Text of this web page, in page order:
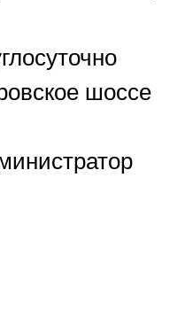
шоссе